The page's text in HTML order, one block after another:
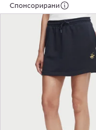
Спонсорирани